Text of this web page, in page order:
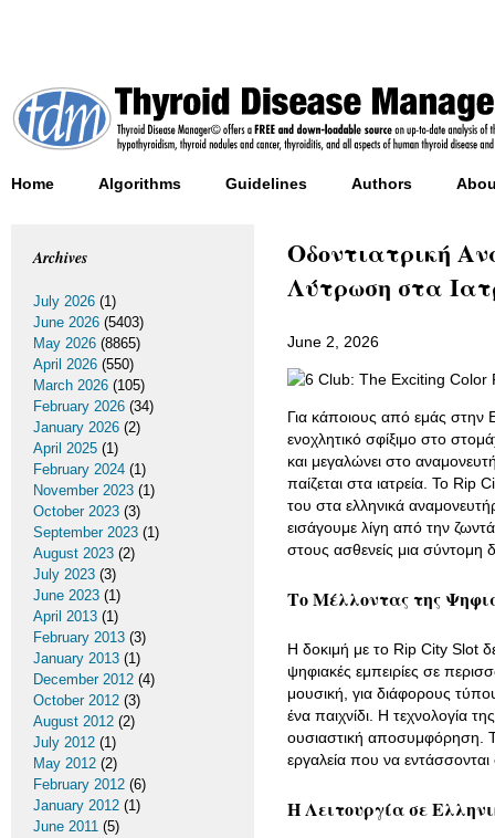
Home Algorithms Guidelines Authors
Οδοντιατρική
Λύτρωση στα
June 2, 2026
Για κάποιους από εμάς στην
ενοχλητικό σφίξιμο στο
και μεγαλώνει στο
παίζεται στα ιατρεία. Το Rip
του στα ελληνικά
εισάγουμε λίγη από την
στους ασθενείς μια σύντομη
Το Μέλλοντας της
Η δοκιμή με το Rip City Slot
ψηφιακές εμπειρίες σε
μουσική, για διάφορους
ένα παιχνίδι. Η τεχνολογία
ουσιαστική αποσυμφόρηση.
εργαλεία που να
Η Λειτουργία σε
Archives
July 2026 (1)
June 2026 (5403)
May 2026 (8865)
April 2026 (550)
March 2026 (105)
February 2026 (34)
January 2026 (2)
April 2025 (1)
February 2024 (1)
November 2023 (1)
October 2023 (3)
September 2023 (1)
August 2023 (2)
July 2023 (3)
June 2023 (1)
April 2013 (1)
February 2013 (3)
January 2013 (1)
December 2012 (4)
October 2012 (3)
August 2012 (2)
July 2012 (1)
May 2012 (2)
February 2012 (6)
January 2012 (1)
June 2011 (5)